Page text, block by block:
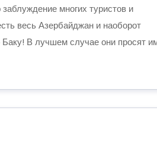
многих туристов и
весь Азербайджан и наоборот
В лучшем случае они просят